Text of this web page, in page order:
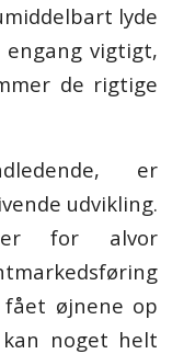
lyde
vigtigt,
de rigtige
er
udvikling.
er for alvor
øjnene op
noget helt